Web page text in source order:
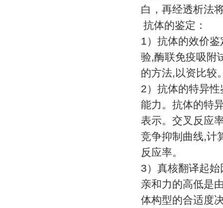
白，再经透析法
抗体的鉴定：
1）抗体的效价
验,酶联免疫吸附
的方法, 以资比较
2）抗体的特异
能力。抗体的特
表示。交叉反应
竞争抑制曲线,计
反应率。
3）真核翻译起始
亲和力的高低是
体构型的合适度